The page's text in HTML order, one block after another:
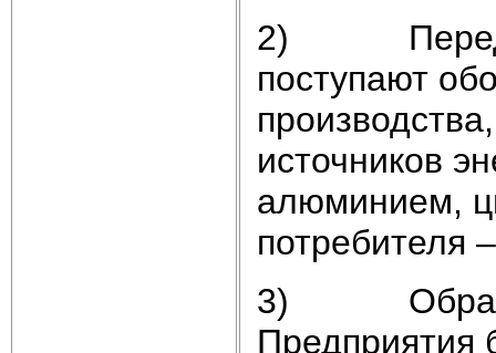
2)
поступают
источников
алюминием,
потребителя
3)
Предприятия